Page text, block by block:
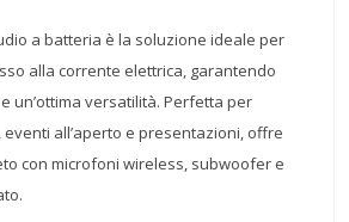
a batteria è la soluzione ideale per
alla corrente elettrica, garantendo
un’ottima versatilità. Perfetta per
all’aperto e presentazioni, offre
con microfoni wireless, subwoofer e